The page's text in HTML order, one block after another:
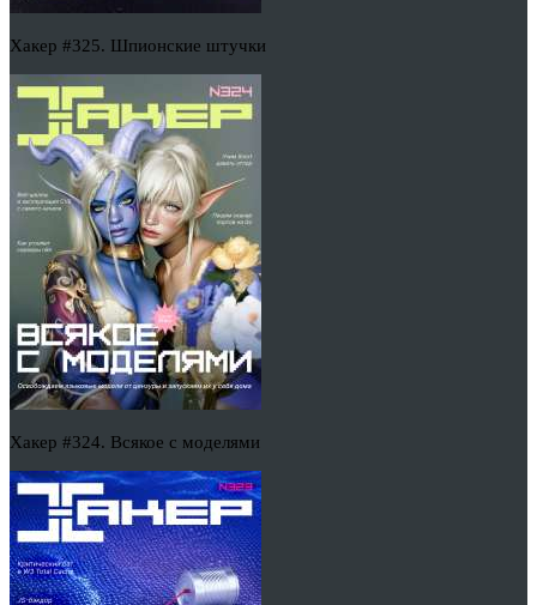
Хакер #325. Шпионские штучки
Хакер #324. Всякое с моделями